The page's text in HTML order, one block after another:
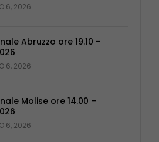
6, 2026
Abruzzo ore 19.10 –
6, 2026
Molise ore 14.00 –
6, 2026